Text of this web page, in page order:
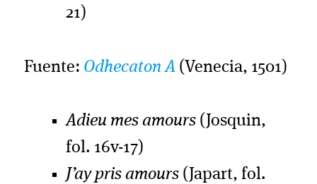
21)
Fuente: Odhecaton A (Venecia, 1501)
Adieu mes amours (Josquin,
fol. 16v-17)
J’ay pris amours (Japart, fol.